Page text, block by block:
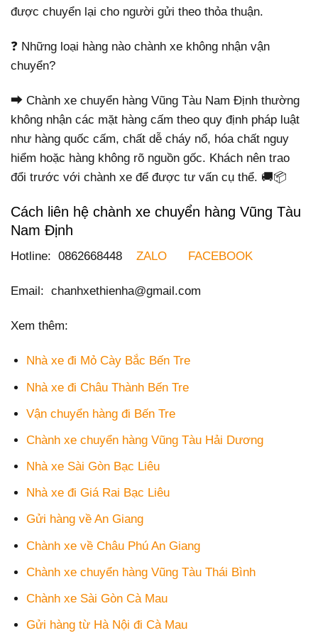
được chuyển lại cho người gửi theo thỏa thuận.
❓ Những loại hàng nào chành xe không nhận vận
chuyển?
⮕ Chành xe chuyển hàng Vũng Tàu Nam Định thường
không nhận các mặt hàng cấm theo quy định pháp luật
như hàng quốc cấm, chất dễ cháy nổ, hóa chất nguy
hiểm hoặc hàng không rõ nguồn gốc. Khách nên trao
đổi trước với chành xe để được tư vấn cụ thể. 🚚📦
Cách liên hệ chành xe chuyển hàng Vũng Tàu
Nam Định
Hotline: 0862668448 ZALO FACEBOOK
Email: chanhxethienha@gmail.com
Xem thêm:
Nhà xe đi Mỏ Cày Bắc Bến Tre
Nhà xe đi Châu Thành Bến Tre
Vận chuyển hàng đi Bến Tre
Chành xe chuyển hàng Vũng Tàu Hải Dương
Nhà xe Sài Gòn Bạc Liêu
Nhà xe đi Giá Rai Bạc Liêu
Gửi hàng về An Giang
Chành xe về Châu Phú An Giang
Chành xe chuyển hàng Vũng Tàu Thái Bình
Chành xe Sài Gòn Cà Mau
Gửi hàng từ Hà Nội đi Cà Mau